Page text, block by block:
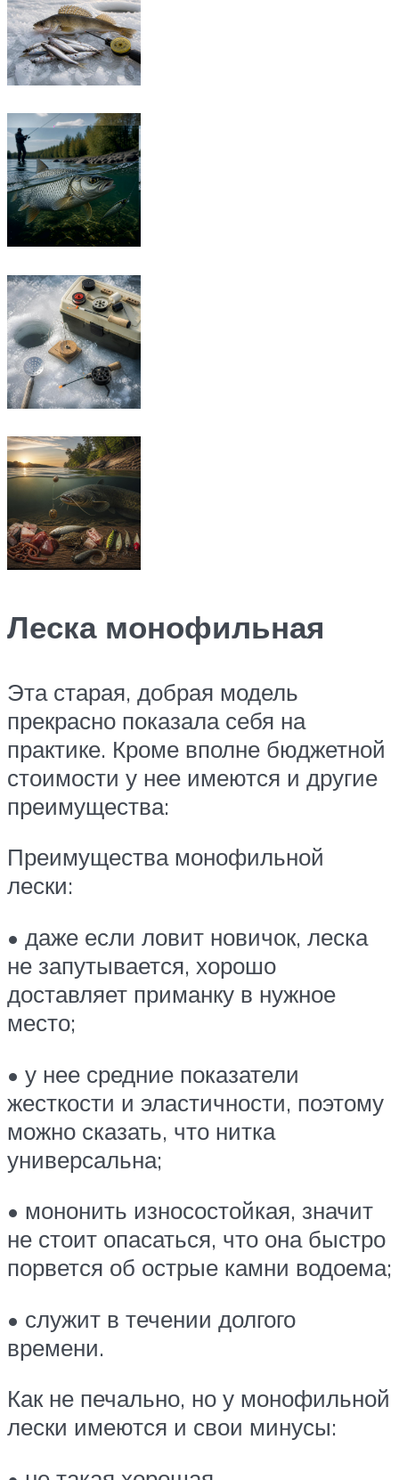
Леска монофильная
Эта старая, добрая модель
прекрасно показала себя на
практике. Кроме вполне бюджетной
стоимости у нее имеются и другие
преимущества:
Преимущества монофильной
лески:
• даже если ловит новичок, леска
не запутывается, хорошо
доставляет приманку в нужное
место;
• у нее средние показатели
жесткости и эластичности, поэтому
можно сказать, что нитка
универсальна;
• мононить износостойкая, значит
не стоит опасаться, что она быстро
порвется об острые камни водоема;
• служит в течении долгого
времени.
Как не печально, но у монофильной
лески имеются и свои минусы: